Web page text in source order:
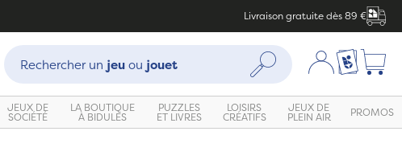
Livraison gratuite dès 89 €
Recherche :
Rechercher un jeuou jouet Rechercher Mon compte
Ma liste
JEUX DE
SOCIÉTÉ
LA BOUTIQUE
À BIDULES
PUZZLES
ET LIVRES
LOISIRS
CRÉATIFS
JEUX DE
PLEIN AIR PROMOS